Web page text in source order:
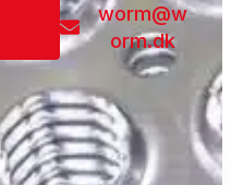
worm@w
orm.dk